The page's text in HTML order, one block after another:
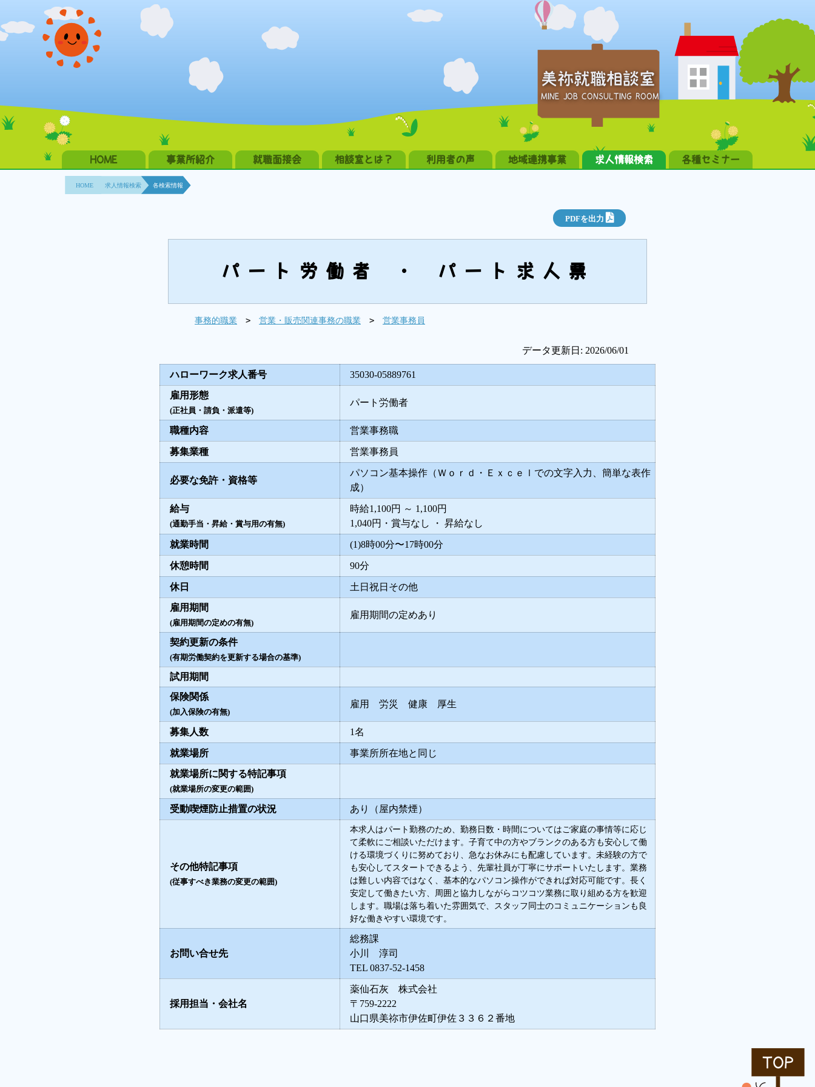
美祢就職相談室
MINE JOB CONSULTING ROOM
HOME 事業所紹介 就職面接会 相談室とは？ 利用者の声 地域連携事業 求人情報検索 各種セミナー
HOME 求人情報検索 各検索情報
PDFを出力
パート労働者 ・ パート求人票
事務的職業 > 営業・販売関連事務の職業 > 営業事務員
データ更新日: 2026/06/01
ハローワーク求人番号
35030-05889761
雇用形態
(正社員・請負・派遣等)
パート労働者
職種内容 営業事務職
募集業種 営業事務員
必要な免許・資格等
パソコン基本操作（Ｗｏｒｄ・Ｅｘｃｅｌでの文字入力、簡単な表作
成）
給与
(通勤手当・昇給・賞与用の有無)
時給1,100円 ～ 1,100円
1,040円・賞与なし ・ 昇給なし
就業時間 (1)8時00分〜17時00分
休憩時間 90分
休日
土日祝日その他
雇用期間
(雇用期間の定めの有無)
雇用期間の定めあり
契約更新の条件
(有期労働契約を更新する場合の基準)
試用期間
保険関係
(加入保険の有無)
雇用 労災 健康 厚生
募集人数 1名
就業場所
事業所所在地と同じ
就業場所に関する特記事項
(就業場所の変更の範囲)
受動喫煙防止措置の状況 あり（屋内禁煙）
その他特記事項
(従事すべき業務の変更の範囲)
本求人はパート勤務のため、勤務日数・時間についてはご家庭の事情等に応じ
て柔軟にご相談いただけます。子育て中の方やブランクのある方も安心して働
ける環境づくりに努めており、急なお休みにも配慮しています。未経験の方で
も安心してスタートできるよう、先輩社員が丁寧にサポートいたします。業務
は難しい内容ではなく、基本的なパソコン操作ができれば対応可能です。長く
安定して働きたい方、周囲と協力しながらコツコツ業務に取り組める方を歓迎
します。職場は落ち着いた雰囲気で、スタッフ同士のコミュニケーションも良
好な働きやすい環境です。
お問い合せ先
総務課
小川 淳司
TEL 0837-52-1458
採用担当・会社名
薬仙石灰 株式会社
〒759-2222
山口県美祢市伊佐町伊佐３３６２番地
TOP